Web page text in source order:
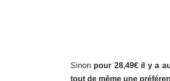
Sinon pour 28,49€ il y a
tout de même une